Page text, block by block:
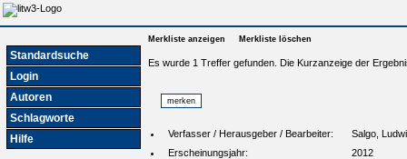
Standardsuche
Login
Autoren
Schlagworte
Hilfe
Merkliste anzeigen Merkliste löschen
Es wurde 1 Treffer gefunden. Die Kurzanzeige der
Verfasser / Herausgeber / Bearbeiter:
Salgo,
Erscheinungsjahr:
2012